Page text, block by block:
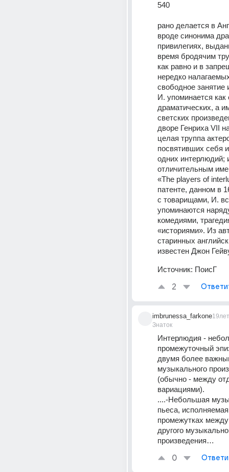
540
рано делается в
вроде синонима
привилегиях,
время бродячим
как равно и в
нередко
свободное занятие
И. упоминается
драматических, а
светских
дворе Генриха VII
целая труппа
посвятивших себя
одних интерлюдий;
отличительным
«The players of
патенте, данном в
с товарищами, И.
упоминаются
комедиями,
«историями». Из
старинных
известен Джон
Источник: ПоисГ
2
imbrunessa_farkone
Знаток
19лет
Интерлюдия -
промежуточный
двумя более
музыкального
(обычно - между
вариациями).
....-Небольшая
пьеса,
промежутках
другого
произведения…
0